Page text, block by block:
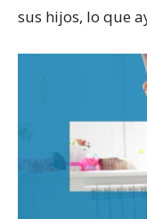
sus hijos, lo que